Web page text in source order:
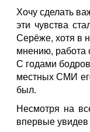
Хочу сделать
эти чувства
Серёже, хотя в
мнению, работа
С годами
местных СМИ
был.
Несмотря на
впервые